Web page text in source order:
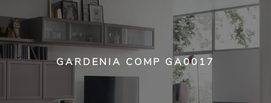
GARDENIA COMP GA0017